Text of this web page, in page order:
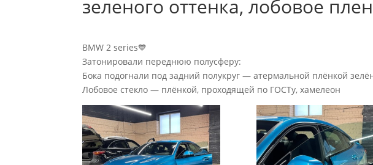
зеленого оттенка, лобовое
BMW 2 series💙
Затонировали переднюю полусферу:
Бока подогнали под задний полукруг — атермальной плёнкой
Лобовое стекло — плёнкой, проходящей по ГОСТу, хамелеон